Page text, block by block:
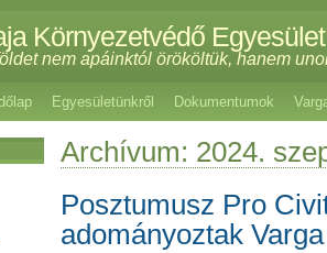
Környezetvédő Egyesület
nem apáinktól örököltük, hanem
Egyesületünkről Dokumentumok
Archívum: 2024.
Posztumusz Pro
adományoztak